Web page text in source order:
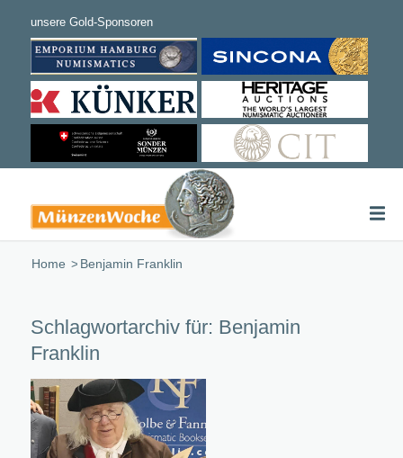
Home /Benjamin Franklin
Schlagwortarchiv für: Benjamin
Franklin